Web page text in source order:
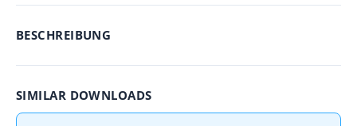
BESCHREIBUNG
SIMILAR DOWNLOADS